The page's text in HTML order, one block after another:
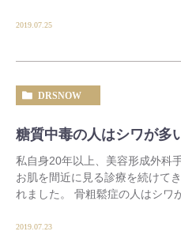
2019.07.25
DRSNOW
糖質中毒の人はシワが多
私自身20年以上、美容形成外科
お肌を間近に見る診療を続けて
れました。 骨粗鬆症の人はシワ
2019.07.23